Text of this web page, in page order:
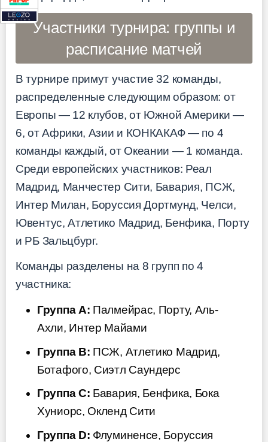
Участники турнира: группы и
расписание матчей
В турнире примут участие 32 команды,
распределенные следующим образом: от
Европы — 12 клубов, от Южной Америки —
6, от Африки, Азии и КОНКАКАФ — по 4
команды каждый, от Океании — 1 команда.
Среди европейских участников: Реал
Мадрид, Манчестер Сити, Бавария, ПСЖ,
Интер Милан, Боруссия Дортмунд, Челси,
Ювентус, Атлетико Мадрид, Бенфика, Порту
и РБ Зальцбург.
Команды разделены на 8 групп по 4
участника:
Группа A: Палмейрас, Порту, Аль-
Ахли, Интер Майами
Группа B: ПСЖ, Атлетико Мадрид,
Ботафого, Сиэтл Саундерс
Группа C: Бавария, Бенфика, Бока
Хуниорс, Окленд Сити
Группа D: Флуминенсе, Боруссия